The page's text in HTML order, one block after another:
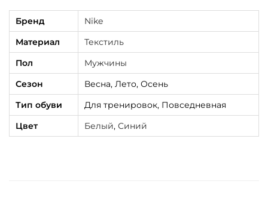
Бренд
Nike
Материал
Текстиль
Пол
Мужчины
Сезон
Весна, Лето, Осень
Тип обуви
Для тренировок, Повседневная
Цвет
Белый, Синий